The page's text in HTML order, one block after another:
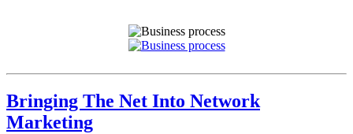
Bringing The Net Into Network
Marketing